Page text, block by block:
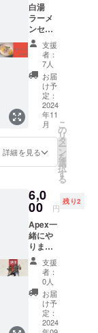
白湯
ラーメ
ンセッ
トチ
ケット
券 3
枚 ※
対象商
品のみ
当店受
け渡し
当日利
用可能
場所：
当店 期
2025/11
/30ま
で！ ※
ご来店
時リ
ターン
購入画
面をご
提案く
ださ
い！引
き換え
に商品
をお渡
支援
者：
7人
お届
け予
定：
2024
年11
月
詳細を見る
こ
の
リ
タ
ー
ン
を
選
択
す
る
6,0
00 円
残り2
Apex一
緒にや
りま
す！ こ
のプロ
ジェク
トのた
めの
パー
ティー
支援
者：
0人
お届
け予
定：
2024